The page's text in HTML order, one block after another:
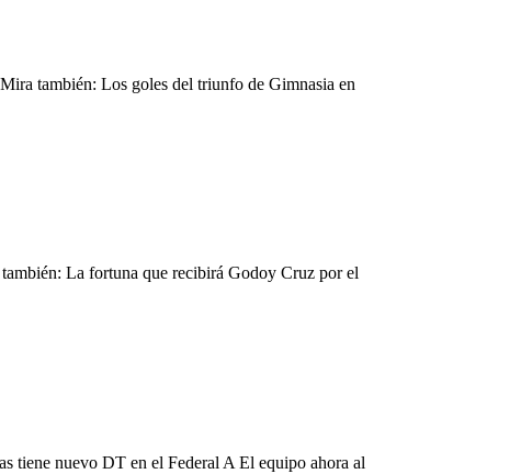
también: Los goles del triunfo de Gimnasia en
La fortuna que recibirá Godoy Cruz por el
tiene nuevo DT en el Federal A El equipo ahora al